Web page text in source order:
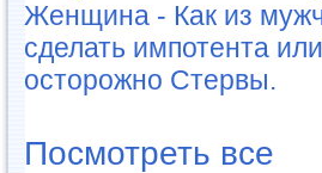
Женщина - Как из
сделать импотента или
осторожно Стервы.
Посмотреть все